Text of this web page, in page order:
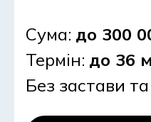
Сума: до 300
Термін: до 36
Без застави